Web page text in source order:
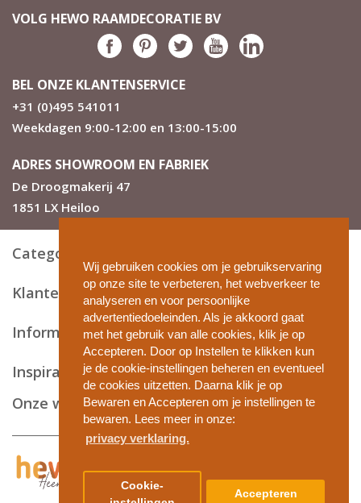
Wij gebruiken cookies om je gebruikservaring
op onze site te verbeteren, het webverkeer te
analyseren en voor persoonlijke
advertentiedoeleinden. Als je akkoord gaat
met het gebruik van alle cookies, klik je op
Accepteren. Door op Instellen te klikken kun
je de cookie-instellingen beheren en eventueel
de cookies uitzetten. Daarna klik je op
Bewaren en Accepteren om je instellingen te
bewaren. Lees meer in onze:
privacy verklaring.
Cookie-
Accepteren
VOLG HEWO RAAMDECORATIE BV
BEL ONZE KLANTENSERVICE
+31 (0)495 541011
Weekdagen 9:00-12:00 en 13:00-15:00
ADRES SHOWROOM EN FABRIEK
De Droogmakerij 47
1851 LX Heiloo
Categorieën
Klantenservice
Informatie en tips
Inspiratie
Onze webshops
Privacy en cookies
Algemene voorwaarden